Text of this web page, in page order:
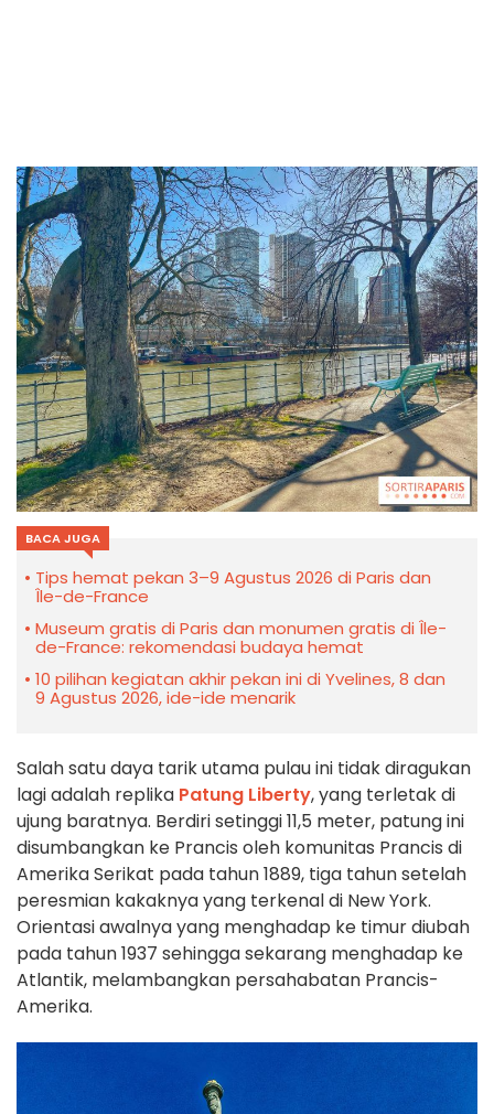
BACA JUGA
Tips hemat pekan 3–9 Agustus 2026 di Paris dan
Île-de-France
Museum gratis di Paris dan monumen gratis di Île-
de-France: rekomendasi budaya hemat
10 pilihan kegiatan akhir pekan ini di Yvelines, 8 dan
9 Agustus 2026, ide-ide menarik
Salah satu daya tarik utama pulau ini tidak diragukan
lagi adalah replika Patung Liberty, yang terletak di
ujung baratnya. Berdiri setinggi 11,5 meter, patung ini
disumbangkan ke Prancis oleh komunitas Prancis di
Amerika Serikat pada tahun 1889, tiga tahun setelah
peresmian kakaknya yang terkenal di New York.
Orientasi awalnya yang menghadap ke timur diubah
pada tahun 1937 sehingga sekarang menghadap ke
Atlantik, melambangkan persahabatan Prancis-
Amerika.